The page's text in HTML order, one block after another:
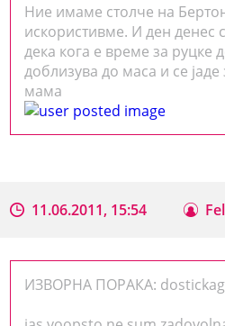
Ние имаме столче на
искористивме. И ден денес
дека кога е време за руцке
доблизува до маса и се јаде
мама
11.06.2011, 15:54
ИЗВОРНА ПОРАКА: